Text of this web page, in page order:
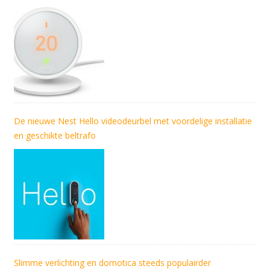
De nieuwe Nest Hello videodeurbel met voordelige installatie
en geschikte beltrafo
Slimme verlichting en domotica steeds populairder